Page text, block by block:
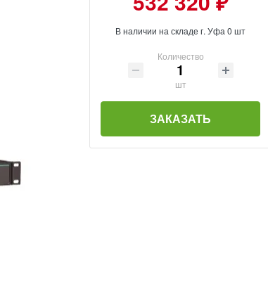
В наличии на складе г. Уфа 0 шт
Количество
шт
ЗАКАЗАТЬ